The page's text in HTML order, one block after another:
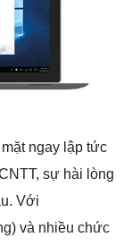
ngay lập tức
sự hài lòng
Với
và nhiều chức